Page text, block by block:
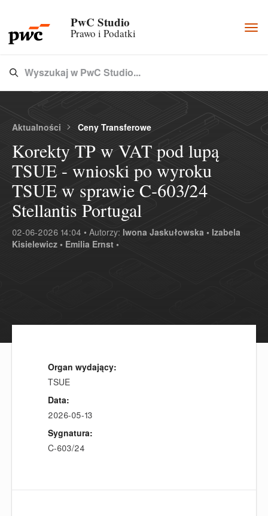
PwC Studio
Prawo i Podatki
Type 3 or more characters for results.
Wyszukaj w PwC Studio...
Aktualności Ceny Transferowe
Korekty TP w VAT pod lupą
TSUE - wnioski po wyroku
TSUE w sprawie C‑603/24
Stellantis Portugal
02-06-2026 14:04 • Autorzy: Iwona Jaskułowska • Izabela
Kisielewicz • Emilia Ernst •
Organ wydający:
TSUE
Data:
2026-05-13
Sygnatura:
C‑603/24